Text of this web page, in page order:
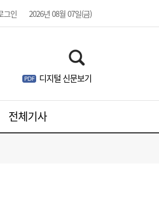
그인 2026년 08월 07일(금)
디지털 신문보기
전체기사
신작은 내년에